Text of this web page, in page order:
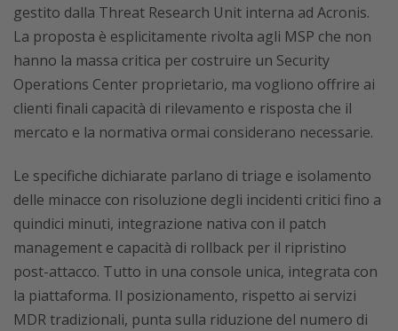
gestito dalla Threat Research Unit interna ad Acronis.
La proposta è esplicitamente rivolta agli MSP che non
hanno la massa critica per costruire un Security
Operations Center proprietario, ma vogliono offrire ai
clienti finali capacità di rilevamento e risposta che il
mercato e la normativa ormai considerano necessarie.
Le specifiche dichiarate parlano di triage e isolamento
delle minacce con risoluzione degli incidenti critici fino a
quindici minuti, integrazione nativa con il patch
management e capacità di rollback per il ripristino
post-attacco. Tutto in una console unica, integrata con
la piattaforma. Il posizionamento, rispetto ai servizi
MDR tradizionali, punta sulla riduzione del numero di